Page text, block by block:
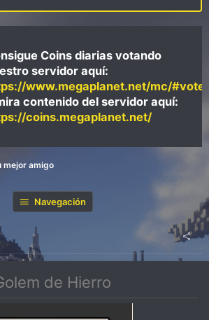
Coins diarias votando
servidor aquí:
www.megaplanet.net/mc/#vote
contenido del servidor aquí:
coins.megaplanet.net/
mejor amigo
Navegación
de Hierro